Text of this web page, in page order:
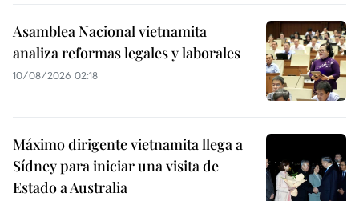
Asamblea Nacional vietnamita
analiza reformas legales y laborales
10/08/2026 02:18
Máximo dirigente vietnamita llega a
Sídney para iniciar una visita de
Estado a Australia